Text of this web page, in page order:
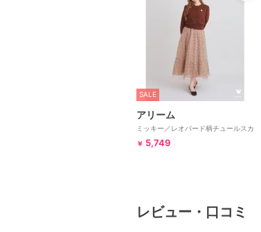
SALE
アリーム
ミッキー／レオパード柄チュールスカ
ート
￥ 5,749
レビュー・口コミ